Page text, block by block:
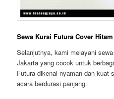
Sewa Kursi Futura Cover
Selanjutnya, kami melayani
Jakarta yang cocok untuk
Futura dikenal nyaman dan kuat
acara berdurasi panjang.